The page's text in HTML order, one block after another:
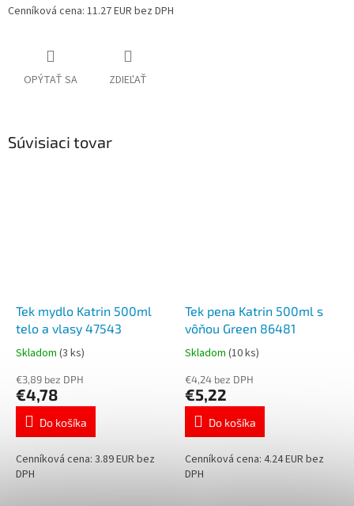
Cenníková cena: 11.27 EUR bez DPH
OPÝTAŤ SA ZDIEĽAŤ
Súvisiaci tovar
Tek mydlo Katrin 500ml
telo a vlasy 47543
Skladom (3 ks)
€3,89 bez DPH
€4,78
Do košíka
Cenníková cena: 3.89 EUR bez
DPH
Tek pena Katrin 500ml s
vôňou Green 86481
Skladom (10 ks)
€4,24 bez DPH
€5,22
Do košíka
Cenníková cena: 4.24 EUR bez
DPH